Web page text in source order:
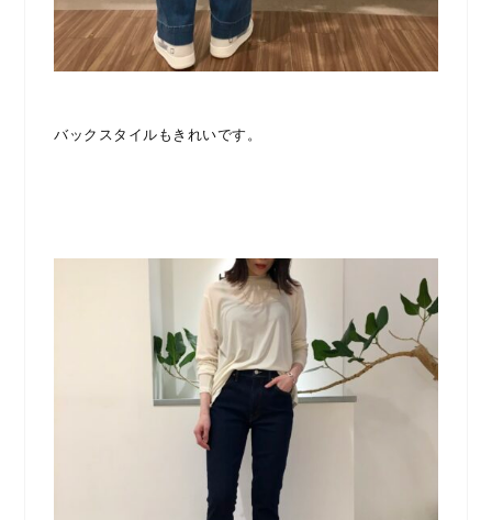
バックスタイルもきれいです。